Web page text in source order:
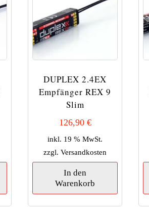
DUPLEX 2.4EX
Empfänger REX 9
Slim
126,90 €
inkl. 19 % MwSt.
zzgl.Versandkosten
In den
Warenkorb